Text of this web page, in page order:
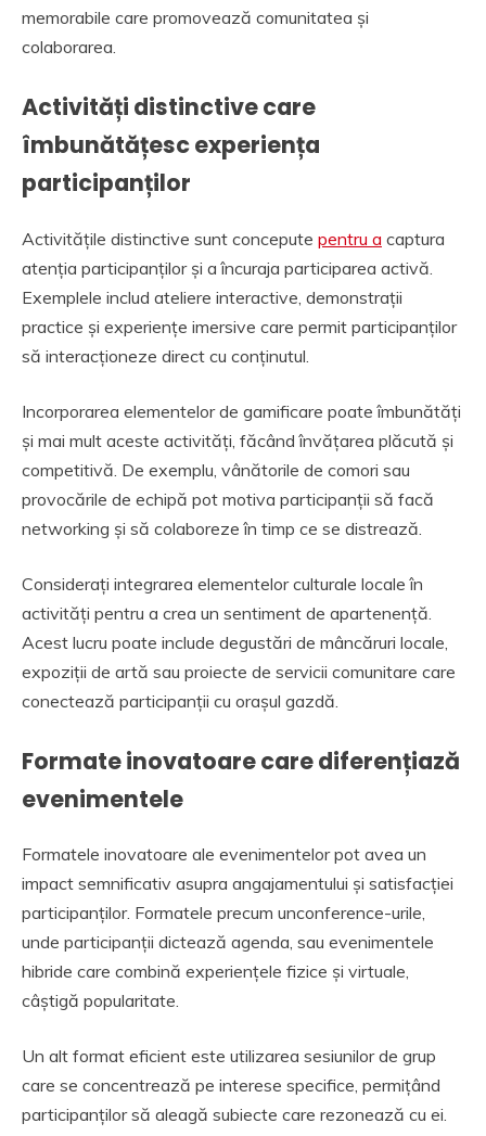
memorabile care promovează comunitatea și
colaborarea.
Activități distinctive care
îmbunătățesc experiența
participanților
Activitățile distinctive sunt concepute pentru a captura
atenția participanților și a încuraja participarea activă.
Exemplele includ ateliere interactive, demonstrații
practice și experiențe imersive care permit participanților
să interacționeze direct cu conținutul.
Incorporarea elementelor de gamificare poate îmbunătăți
și mai mult aceste activități, făcând învățarea plăcută și
competitivă. De exemplu, vânătorile de comori sau
provocările de echipă pot motiva participanții să facă
networking și să colaboreze în timp ce se distrează.
Considerați integrarea elementelor culturale locale în
activități pentru a crea un sentiment de apartenență.
Acest lucru poate include degustări de mâncăruri locale,
expoziții de artă sau proiecte de servicii comunitare care
conectează participanții cu orașul gazdă.
Formate inovatoare care diferențiază
evenimentele
Formatele inovatoare ale evenimentelor pot avea un
impact semnificativ asupra angajamentului și satisfacției
participanților. Formatele precum unconference-urile,
unde participanții dictează agenda, sau evenimentele
hibride care combină experiențele fizice și virtuale,
câștigă popularitate.
Un alt format eficient este utilizarea sesiunilor de grup
care se concentrează pe interese specifice, permițând
participanților să aleagă subiecte care rezonează cu ei.